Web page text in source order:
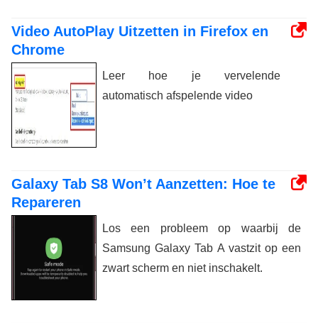
Video AutoPlay Uitzetten in Firefox en
Chrome
Leer hoe je vervelende
automatisch afspelende video
Galaxy Tab S8 Won’t Aanzetten: Hoe te
Repareren
Los een probleem op waarbij de
Samsung Galaxy Tab A vastzit op een
zwart scherm en niet inschakelt.